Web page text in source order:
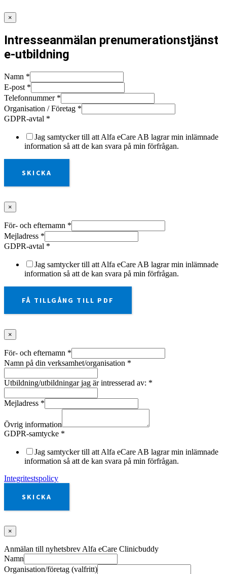
×
Intresseanmälan prenumerationstjänst
e-utbildning
Namn *
E-post *
Telefonnummer *
Organisation / Företag *
GDPR-avtal *
Jag samtycker till att Alfa eCare AB lagrar min inlämnade
information så att de kan svara på min förfrågan.
SKICKA
×
För- och efternamn *
Mejladress *
GDPR-avtal *
Jag samtycker till att Alfa eCare AB lagrar min inlämnade
information så att de kan svara på min förfrågan.
FÅ TILLGÅNG TILL PDF
×
För- och efternamn *
Namn på din verksamhet/organisation *
Utbildning/utbildningar jag är intresserad av: *
Mejladress *
Övrig information
GDPR-samtycke *
Jag samtycker till att Alfa eCare AB lagrar min inlämnade
information så att de kan svara på min förfrågan.
Integritestspolicy
SKICKA
×
Anmälan till nyhetsbrev Alfa eCare Clinicbuddy
Namn
Organisation/företag (valfritt)